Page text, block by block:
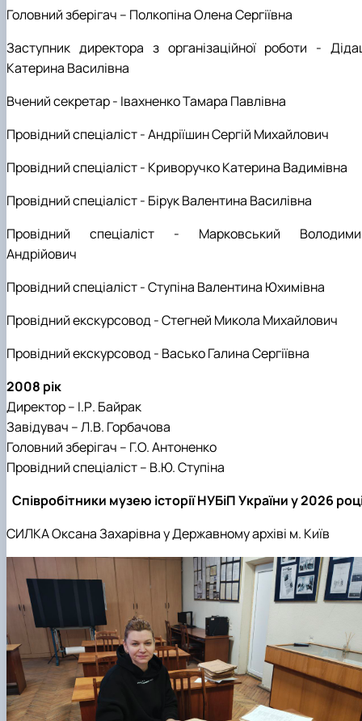
Головний зберігач – Полкопіна Олена Сергіївна
Заступник директора з організаційної роботи -
Катерина Василівна
Вчений секретар - Івахненко Тамара Павлівна
Провідний спеціаліст - Андріїшин Сергій Михайлович
Провідний спеціаліст - Криворучко Катерина Вадимівна
Провідний спеціаліст - Бірук Валентина Василівна
Провідний спеціаліст - Марковський
Андрійович
Провідний спеціаліст - Ступіна Валентина Юхимівна
Провідний екскурсовод - Стегней Микола Михайлович
Провідний екскурсовод - Васько Галина Сергіївна
2008 рік
Директор – І.Р. Байрак
Завідувач – Л.В. Горбачова
Головний зберігач – Г.О. Антоненко
Провідний спеціаліст – В.Ю. Ступіна
Співробітники музею історії НУБіП України у 2026
СИЛКА Оксана Захарівна у Державному архіві м. Київ